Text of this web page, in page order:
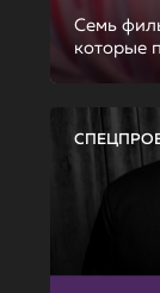
Семь
которые